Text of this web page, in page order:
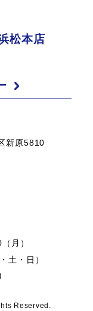
松本店
新原5810
月）
土・日）
Reserved.